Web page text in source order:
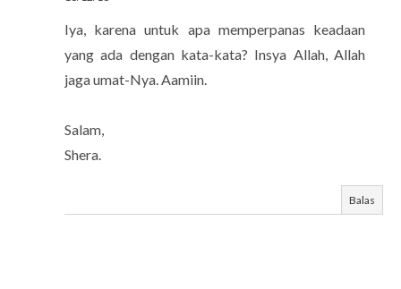
Iya, karena untuk apa memperpanas keadaan
yang ada dengan kata-kata? Insya Allah, Allah
jaga umat-Nya. Aamiin.
Salam,
Shera.
Balas